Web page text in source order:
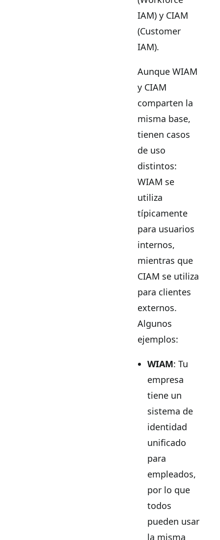
IAM) y CIAM
(Customer
IAM).
Aunque WIAM
y CIAM
comparten la
misma base,
tienen casos
de uso
distintos:
WIAM se
utiliza
típicamente
para usuarios
internos,
mientras que
CIAM se utiliza
para clientes
externos.
Algunos
ejemplos:
WIAM: Tu
empresa
tiene un
sistema de
identidad
unificado
para
empleados,
por lo que
todos
pueden usar
la misma